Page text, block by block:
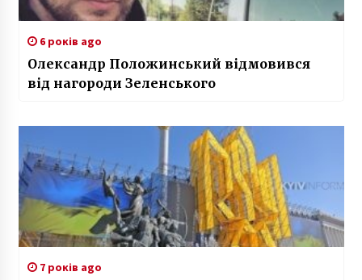
6 років ago
Олександр Положинський відмовився
від нагороди Зеленського
7 років ago